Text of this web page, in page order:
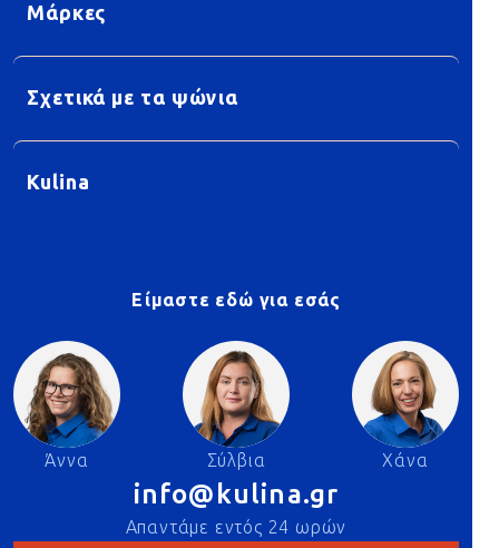
Μάρκες
Σχετικά με τα ψώνια
Kulina
Είμαστε εδώ για εσάς
Άννα Σύλβια Χάνα
info@kulina.gr
Απαντάμε εντός 24 ωρών